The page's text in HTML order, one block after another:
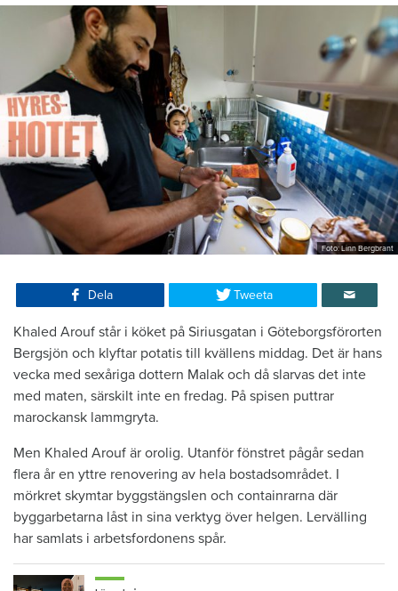
Foto: Linn Bergbrant
Dela Tweeta
Khaled Arouf står i köket på Siriusgatan i Göteborgsförorten
Bergsjön och klyftar potatis till kvällens middag. Det är hans
vecka med sexåriga dottern Malak och då slarvas det inte
med maten, särskilt inte en fredag. På spisen puttrar
marockansk lammgryta.
Men Khaled Arouf är orolig. Utanför fönstret pågår sedan
flera år en yttre renovering av hela bostadsområdet. I
mörkret skymtar byggstängslen och containrarna där
byggarbetarna låst in sina verktyg över helgen. Lervälling
har samlats i arbetsfordonens spår.